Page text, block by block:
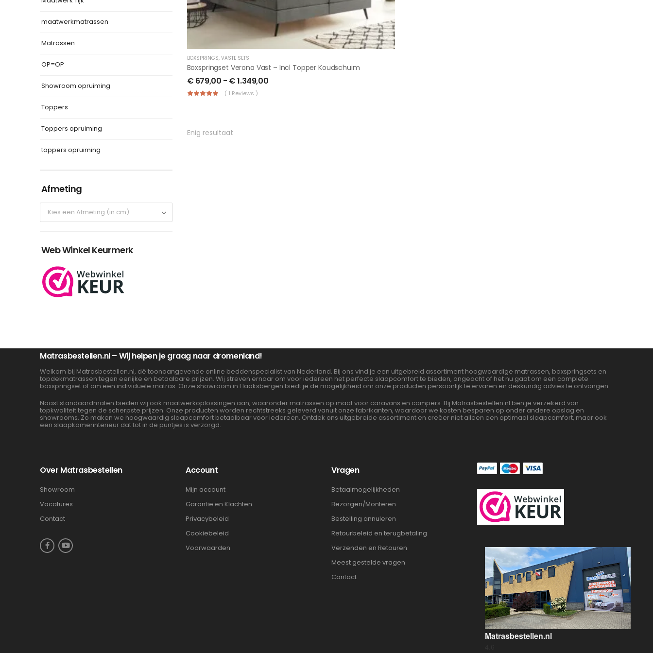
maatwerkmatrassen
Matrassen
OP=OP
Showroom opruiming
Toppers
Toppers opruiming
toppers opruiming
Afmeting
Web Winkel Keurmerk
BOXSPRINGS, VASTE SETS
Boxspringset Verona Vast – Incl Topper Koudschuim
€ 679,00 - €1.349,00
( 1 Reviews )
Enig resultaat
Matrasbestellen.nl – Wij helpen je graag naar dromenland!
Welkom bij Matrasbestellen.nl, dé toonaangevende online beddenspecialist van Nederland. Bij ons vind je een uitgebreid assortiment hoogwaardige matrassen, boxspringsets en
topdekmatrassen tegen eerlijke en betaalbare prijzen. Wij streven ernaar om voor iedereen het perfecte slaapcomfort te bieden, ongeacht of het nu gaat om een complete
boxspringset of om een individuele matras. Onze showroom in Haaksbergen biedt je de mogelijkheid om onze producten persoonlijk te ervaren en deskundig advies te ontvangen.
Naast standaardmaten bieden wij ook maatwerkoplossingen aan, waaronder matrassen op maat voor caravans en campers. Bij Matrasbestellen.nl ben je verzekerd van
topkwaliteit tegen de scherpste prijzen. Onze producten worden rechtstreeks geleverd vanuit onze fabrikanten, waardoor we kosten besparen op onder andere opslag en
showrooms. Zo maken we hoogwaardig slaapcomfort betaalbaar voor iedereen. Ontdek ons uitgebreide assortiment en creëer niet alleen een optimaal slaapcomfort, maar ook
een slaapkamerinterieur dat tot in de puntjes is verzorgd.
Over Matrasbestellen
Showroom
Vacatures
Contact
Account
Mijn account
Garantie en Klachten
Privacybeleid
Cookiebeleid
Voorwaarden
Vragen
Betaalmogelijkheden
Bezorgen/Monteren
Bestelling annuleren
Retourbeleid en terugbetaling
Verzenden en Retouren
Meest gestelde vragen
Contact
Matrasbestellen.nl